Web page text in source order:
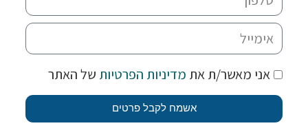
אני מאשר/ת את מדיניות הפרטיות של האתר
אשמח לקבל פרטים